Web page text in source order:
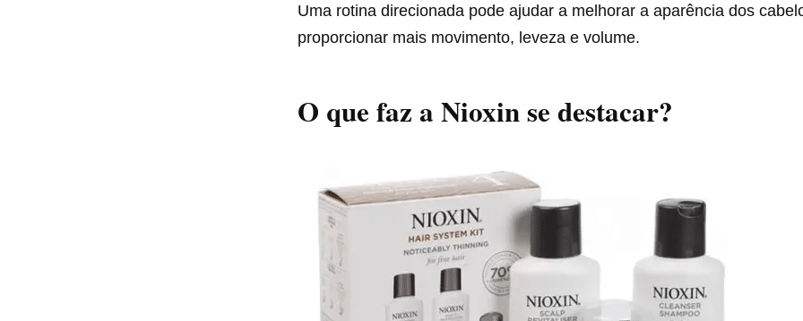
Uma rotina direcionada pode ajudar a melhorar a aparência dos
proporcionar mais movimento, leveza e volume.
O que faz a Nioxin se destacar?